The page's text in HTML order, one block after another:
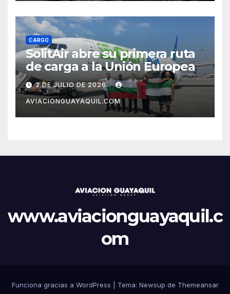
CARGO
SolitAir abre su primera ruta
de carga a la Unión Europea
2 DE JULIO DE 2026
AVIACIONGUAYAQUIL.COM
www.aviacionguayaquil.c
om
Funciona gracias a WordPress Tema: Newsup de Themeansar